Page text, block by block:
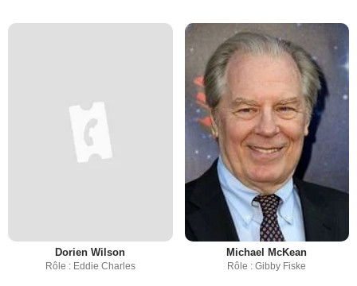
Dorien Wilson
Rôle : Eddie Charles
Michael McKean
Rôle : Gibby Fiske